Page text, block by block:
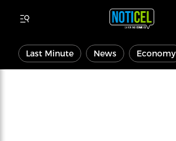
Last Minute News Economy